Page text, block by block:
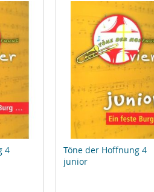
4
Töne der Hoffnung 4
junior